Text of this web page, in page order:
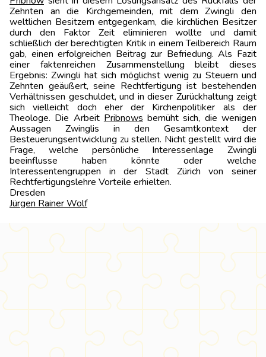
Zehnten an die Kirchgemeinden, mit dem Zwingli den
weltlichen Besitzern entgegenkam, die kirchlichen Besitzer
durch den Faktor Zeit eliminieren wollte und damit
schließlich der berechtigten Kritik in einem Teilbereich Raum
gab, einen erfolgreichen Beitrag zur Befriedung. Als Fazit
einer faktenreichen Zusammenstellung bleibt dieses
Ergebnis: Zwingli hat sich möglichst wenig zu Steuern und
Zehnten geäußert, seine Rechtfertigung ist bestehenden
Verhältnissen geschuldet, und in dieser Zurückhaltung zeigt
sich vielleicht doch eher der Kirchenpolitiker als der
Theologe. Die Arbeit Pribnows bemüht sich, die wenigen
Aussagen Zwinglis in den Gesamtkontext der
Besteuerungsentwicklung zu stellen. Nicht gestellt wird die
Frage, welche persönliche Interessenlage Zwingli
beeinflusse haben könnte oder welche
Interessentengruppen in der Stadt Zürich von seiner
Rechtfertigungslehre Vorteile erhielten.
Jürgen Rainer Wolf